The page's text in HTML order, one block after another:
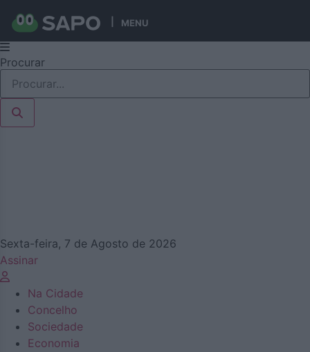
MENU
Pular
para
conteúdo
Procurar
Sexta-feira, 7 de Agosto de 2026
Assinar
Na Cidade
Concelho
Sociedade
Economia